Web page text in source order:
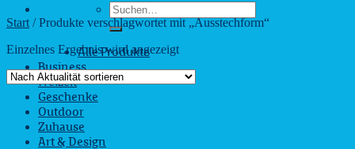
Suchen
nach:
Alle Produkte
Business
Freizeit
Geschenke
Outdoor
Zuhause
Art & Design
Start /Produkte verschlagwortet mit „Ausstechform“
Einzelnes Ergebnis wird angezeigt